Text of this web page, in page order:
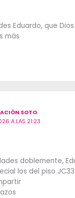
Eduardo, que
más
SOTO
A LAS 21:23
doblemente,
los del piso JC33